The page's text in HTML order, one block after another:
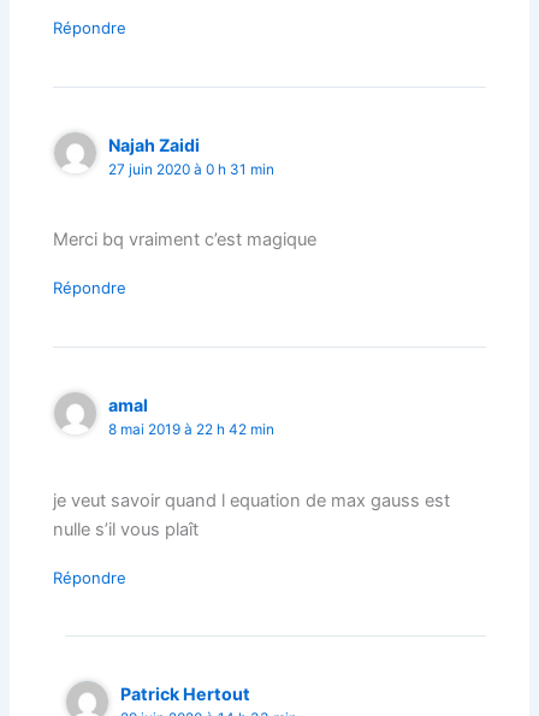
Répondre
Najah Zaidi
27 juin 2020 à 0 h 31 min
Merci bq vraiment c’est magique
Répondre
amal
8 mai 2019 à 22 h 42 min
je veut savoir quand l equation de max gauss est
nulle s’il vous plaît
Répondre
Patrick Hertout